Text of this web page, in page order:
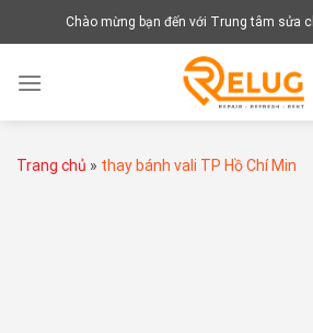
đến
dung
Chào mừng bạn đến với Trung tâm sửa
Trang chủ » thay bánh vali TP Hồ Chí Min